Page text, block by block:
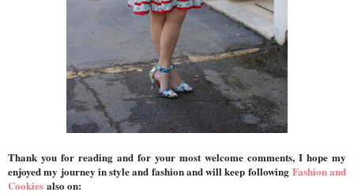
Thank you for reading and for your most welcome comments, I hope my
enjoyed my journey in style and fashion and will keep following Fashion and
Cookies also on: